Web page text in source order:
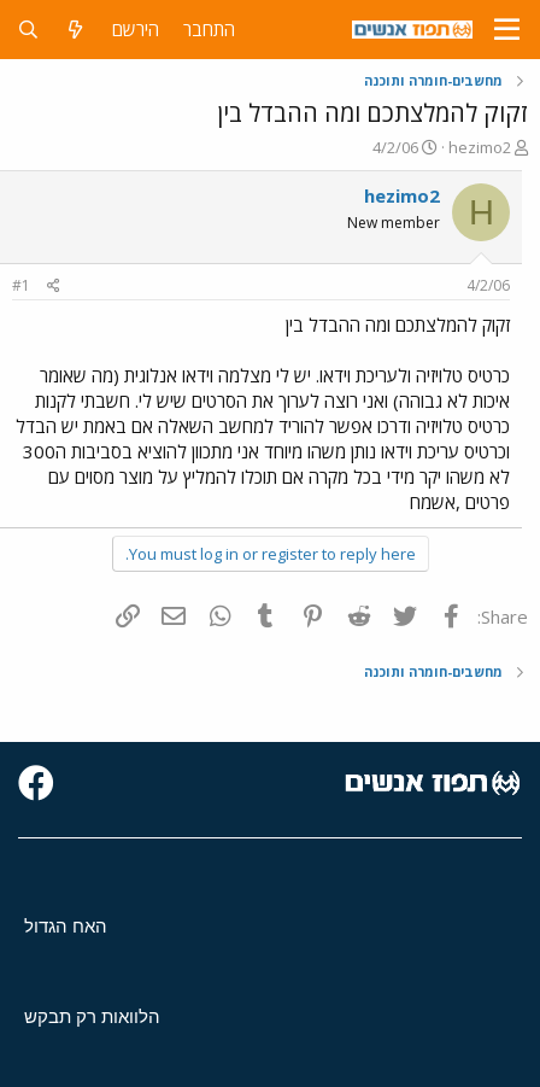
התחבר הירשם
מחשבים-חומרה ותוכנה
זקוק להמלצתכם ומה ההבדל בין
פ
ו
ת
ח
ה
ו
ש
א
hezimo2
פ
ו
ר
ס
ם
ר
4/2/06
H
hezimo2
New member
4/2/06
#1
זקוק להמלצתכם ומה ההבדל בין
כרטיס טלויזיה ולעריכת וידאו. יש לי מצלמה וידאו אנלוגית (מה שאומר
איכות לא גבוהה) ואני רוצה לערוך את הסרטים שיש לי. חשבתי לקנות
כרטיס טלויזיה ודרכו אפשר להוריד למחשב השאלה אם באמת יש הבדל
וכרטיס עריכת וידאו נותן משהו מיוחד אני מתכוון להוציא בסביבות ה300
לא משהו יקר מידי בכל מקרה אם תוכלו להמליץ על מוצר מסוים עם
פרטים ,אשמח
You must log in or register to reply here.
Share: פייסבוק Twitter
Reddit
Pinterest
Tumblr
WhatsAppדואר אלקטרוני
מחשבים-חומרה ותוכנה
האח הגדול
הלוואות רק תבקש